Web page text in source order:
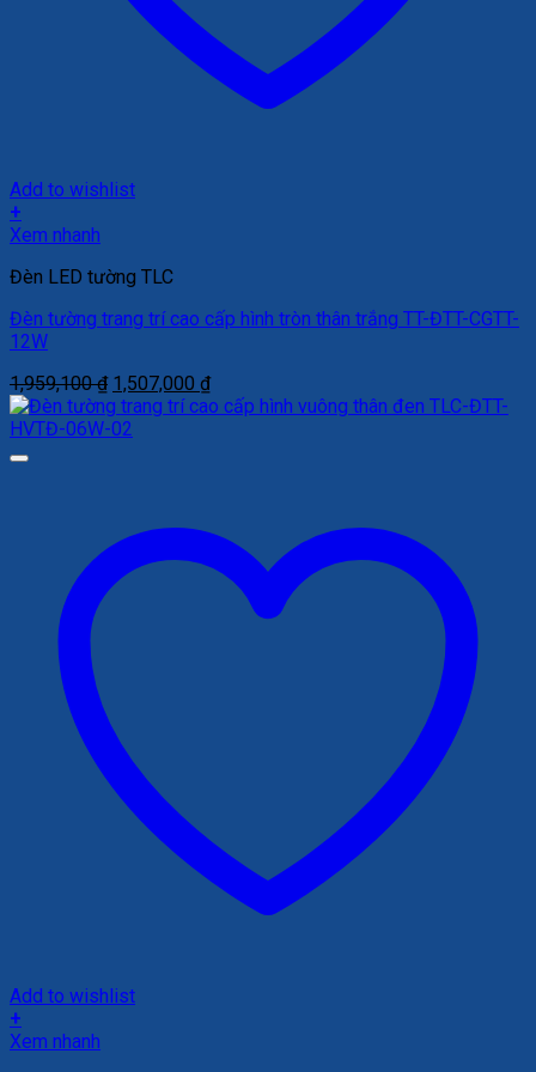
Add to wishlist
+
Xem nhanh
Đèn LED tường TLC
Đèn tường trang trí cao cấp hình tròn thân trắng TT-ĐTT-CGTT-
12W
1,959,100₫ Giá
gốc
là:
1,507,000 ₫Giá
hiện
Add to wishlist
+
Xem nhanh